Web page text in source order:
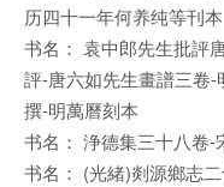
历四十一年何养纯等刊本
书名： 袁中郎先生批評
評-唐六如先生畫譜三卷
撰-明萬曆刻本
书名： 浄德集三十八卷-
书名： (光緒)剡源鄉志